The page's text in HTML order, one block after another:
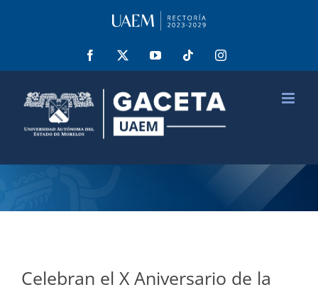
Facebook YouTube Tiktok Instagram
Celebran el X Aniversario de la